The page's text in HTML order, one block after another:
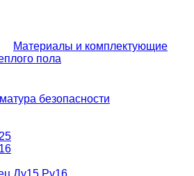
Материалы и комплектующие
пола
безопасности
Ду15 Ру16